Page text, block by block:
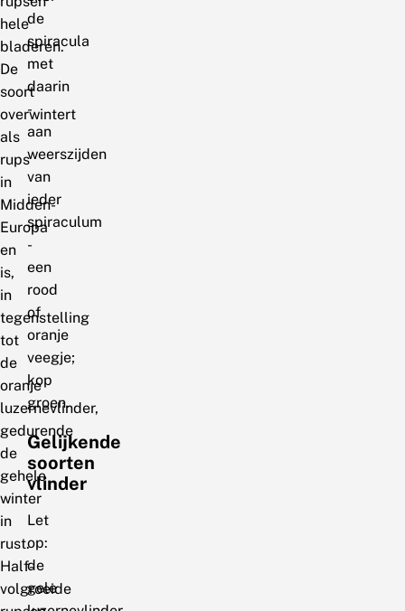
hele
bladeren.
De
soort
overwintert
als
rups
in
Midden-
Europa
en
is,
in
tegenstelling
tot
de
oranje
luzernevlinder,
gedurende
de
gehele
winter
in
rust.
Half-
volgroeide
de
spiracula
met
daarin
-
aan
weerszijden
van
ieder
spiraculum
-
een
rood
of
oranje
veegje;
kop
groen.
Gelijkende
soorten
vlinder
Let
op:
de
gele